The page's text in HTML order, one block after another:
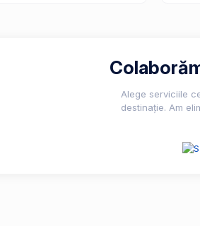
Alege serviciile
destinație. Am